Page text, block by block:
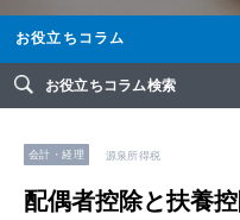
お役立ちコラム
お役立ちコラム検索
会計・経理 源泉所得税
配偶者控除と扶養